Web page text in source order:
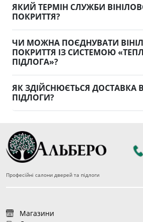
ЯКИЙ ТЕРМІН СЛУЖБИ
ПОКРИТТЯ?
ЧИ МОЖНА ПОЄДНУВАТИ
ПОКРИТТЯ ІЗ СИСТЕМОЮ
ПІДЛОГА»?
ЯК ЗДІЙСНЮЄТЬСЯ ДОСТАВКА
ПІДЛОГИ?
Професійні салони дверей та підлоги
Магазини